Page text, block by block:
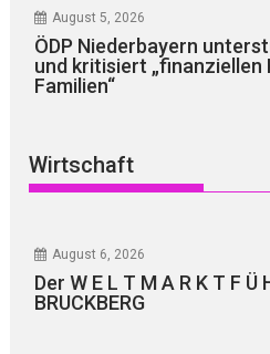
August 5, 2026
ÖDP Niederbayern
und kritisiert „finanziellen
Familien“
Wirtschaft
August 6, 2026
Der W E L T M A R K T F Ü
BRUCKBERG